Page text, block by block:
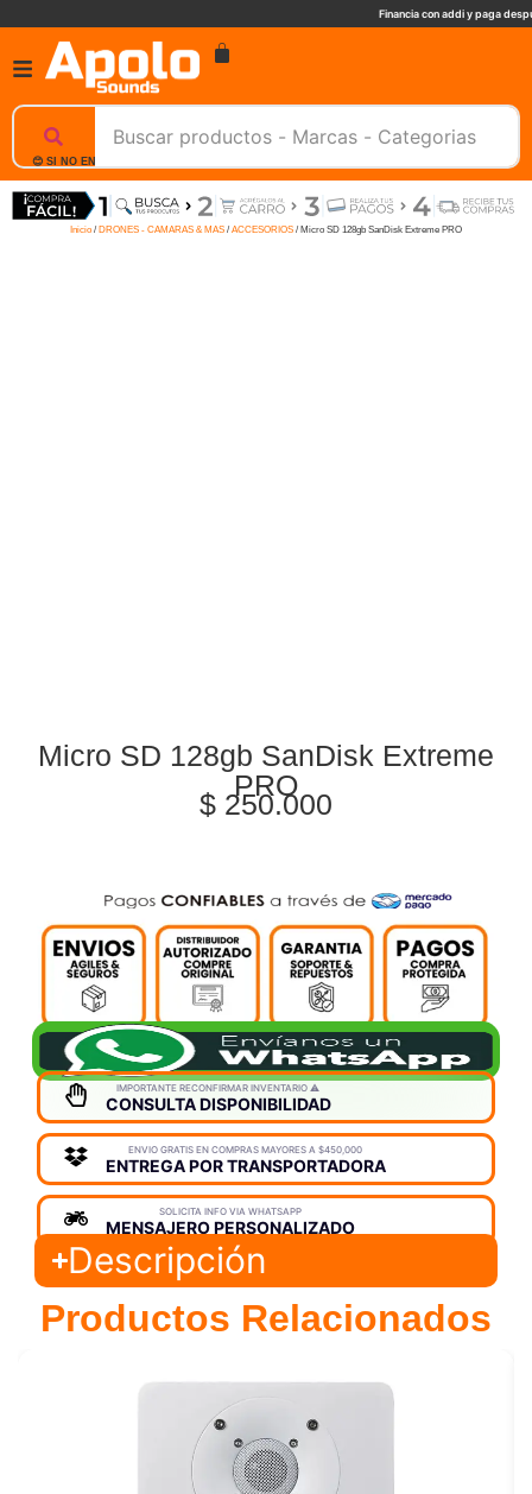
Financia con addi y paga
😊 SI NO ENCUENTRAS UN PRODUCTO, NOSOTROS TE AYUDAMOS, ESCRIBENOS. 📲
Inicio / DRONES - CAMARAS & MAS / ACCESORIOS / Micro SD 128gb SanDisk Extreme PRO
Micro SD 128gb SanDisk Extreme
PRO
$ 250.000
IMPORTANTE RECONFIRMAR INVENTARIO ⚠️
CONSULTA DISPONIBILIDAD
ENVIO GRATIS EN COMPRAS MAYORES A $450,000
ENTREGA POR TRANSPORTADORA
SOLICITA INFO VIA WHATSAPP
MENSAJERO PERSONALIZADO
Descripción
Productos Relacionados